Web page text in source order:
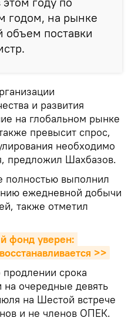
годом, на рынке
объем поставки
и развития
на глобальном рынке
превысит спрос,
необходимо
предложил Шахбазов.
выполнил
ежедневной добычи
также отметил
фонд уверен:
>>
срока
очередные девять
на Шестой встрече
и не членов ОПЕК.